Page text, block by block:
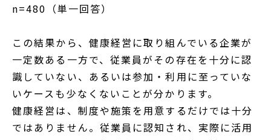
n=480（単一回答）
この結果から、健康経営に取り組んでいる企業が
一定数ある一方で、従業員がその存在を十分に認
識していない、あるいは参加・利用に至っていな
いケースも少なくないことが分かります。
健康経営は、制度や施策を用意するだけでは十分
ではありません。従業員に認知され、実際に活用